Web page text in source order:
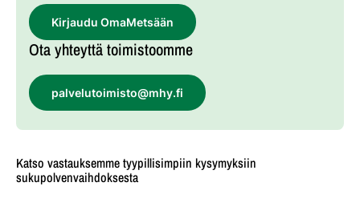
Kirjaudu OmaMetsään
Ota yhteyttä toimistoomme
palvelutoimisto@mhy.fi
Katso vastauksemme tyypillisimpiin kysymyksiin
sukupolvenvaihdoksesta